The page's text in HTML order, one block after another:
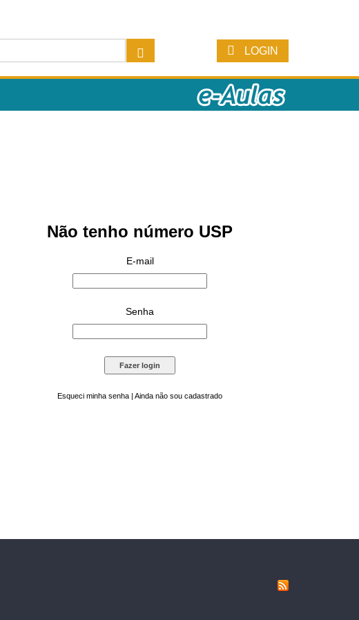
LOGIN
Não tenho número USP
E-mail
Senha
Esqueci minha senha | Ainda não sou cadastrado